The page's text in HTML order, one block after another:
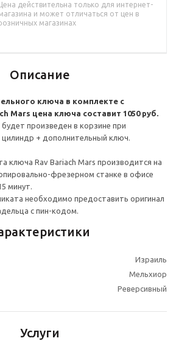
Цена действительна только для интернет-
и может отличаться от цен в
магазинах
Описание
ключа в комплекте с
Mars цена ключа составит 1050 руб.
произведен в корзине при
+ дополнительный ключ.
ключа Rav Bariach Mars производится на
фрезерном станке в офисе
минут.
необходимо предоставить оригинал
с пин-кодом.
Израиль
Мельхиор
Реверсивный
Услуги